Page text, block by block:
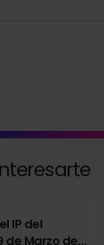
IP del
de Marzo de